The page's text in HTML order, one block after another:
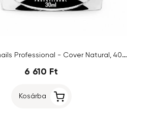
Poly Gél Inginails Professional - Cover Natural, 40ml
6 610 Ft
Kosárba